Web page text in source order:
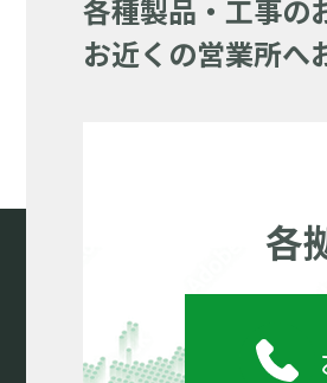
各種製品・工事の
お近くの営業所へ
各